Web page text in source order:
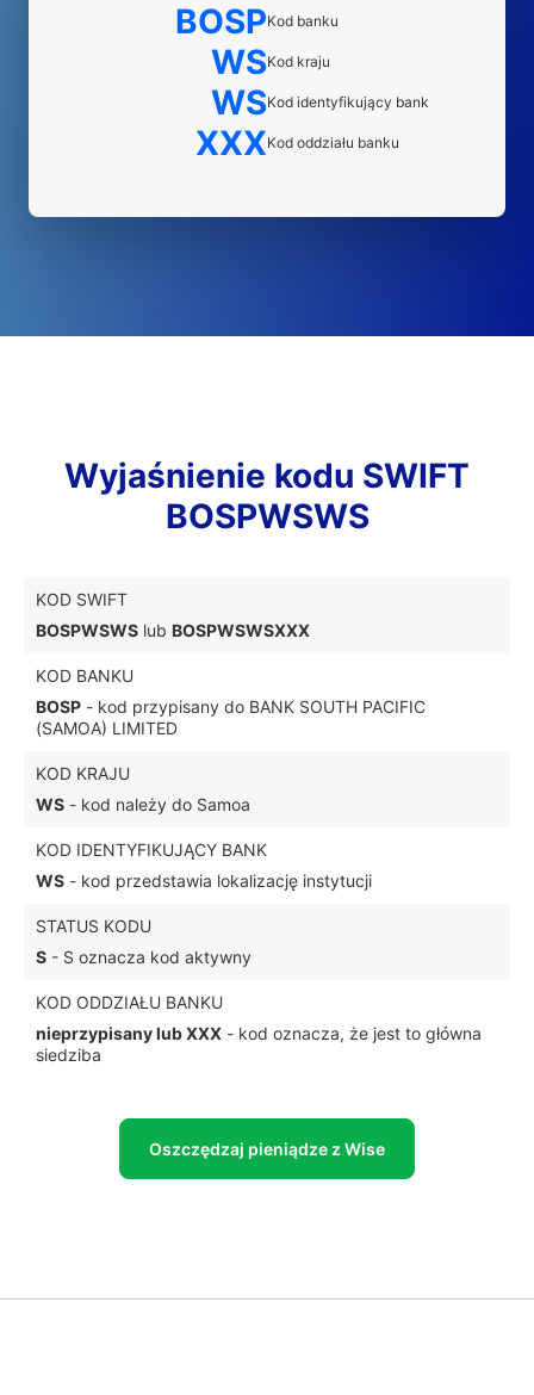
BOSPKod banku
WSKod kraju
WSKod identyfikujący bank
XXXKod oddziału banku
Wyjaśnienie kodu SWIFT
BOSPWSWS
KOD SWIFT
BOSPWSWS lub BOSPWSWSXXX
KOD BANKU
BOSP - kod przypisany do BANK SOUTH PACIFIC
(SAMOA) LIMITED
KOD KRAJU
WS - kod należy do Samoa
KOD IDENTYFIKUJĄCY BANK
WS - kod przedstawia lokalizację instytucji
STATUS KODU
S - S oznacza kod aktywny
KOD ODDZIAŁU BANKU
nieprzypisany lub XXX - kod oznacza, że jest to główna
siedziba
Oszczędzaj pieniądze z Wise